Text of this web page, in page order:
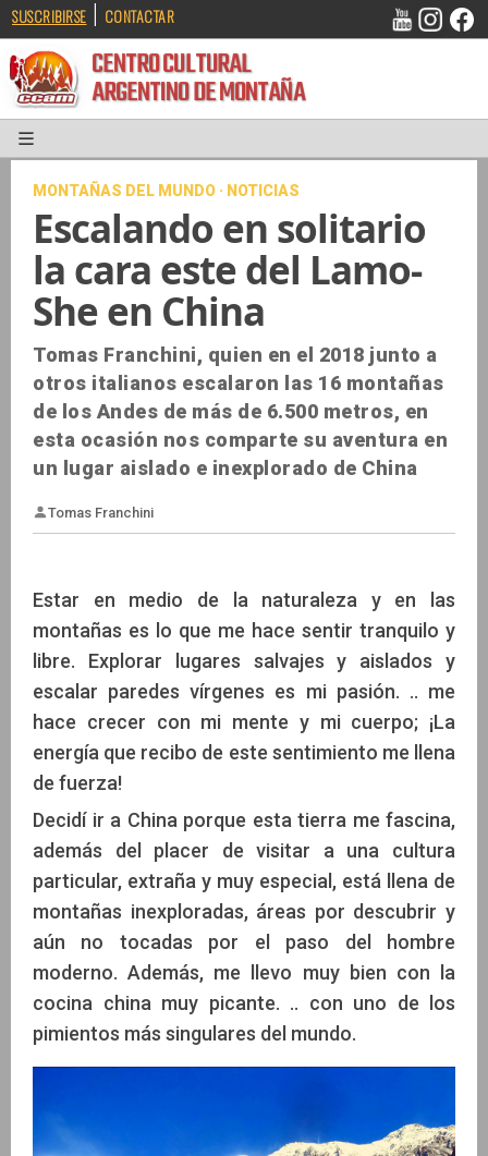
SUSCRIBIRSE | CONTACTAR
CENTRO CULTURAL
ARGENTINO DE MONTAÑA
MONTAÑAS DEL MUNDO · NOTICIAS
Escalando en solitario
la cara este del Lamo-
She en China
Tomas Franchini, quien en el 2018 junto a
otros italianos escalaron las 16 montañas
de los Andes de más de 6.500 metros, en
esta ocasión nos comparte su aventura en
un lugar aislado e inexplorado de China
Tomas Franchini
Estar en medio de la naturaleza y en las
montañas es lo que me hace sentir tranquilo y
libre. Explorar lugares salvajes y aislados y
escalar paredes vírgenes es mi pasión. .. me
hace crecer con mi mente y mi cuerpo; ¡La
energía que recibo de este sentimiento me llena
de fuerza!
Decidí ir a China porque esta tierra me fascina,
además del placer de visitar a una cultura
particular, extraña y muy especial, está llena de
montañas inexploradas, áreas por descubrir y
aún no tocadas por el paso del hombre
moderno. Además, me llevo muy bien con la
cocina china muy picante. .. con uno de los
pimientos más singulares del mundo.